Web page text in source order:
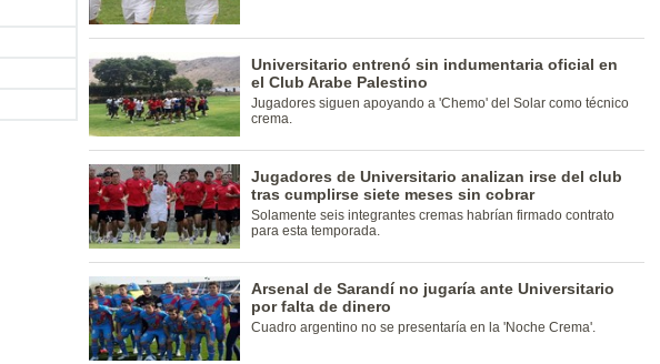
Universitario entrenó sin indumentaria oficial en
el Club Arabe Palestino
Jugadores siguen apoyando a 'Chemo' del Solar como técnico
crema.
Jugadores de Universitario analizan irse del club
tras cumplirse siete meses sin cobrar
Solamente seis integrantes cremas habrían firmado contrato
para esta temporada.
Arsenal de Sarandí no jugaría ante Universitario
por falta de dinero
Cuadro argentino no se presentaría en la 'Noche Crema'.